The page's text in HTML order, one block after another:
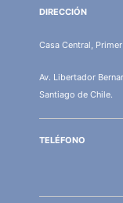
DIRECCIÓN
Casa Central,
Av. Libertador
Santiago de Chile.
TELÉFONO